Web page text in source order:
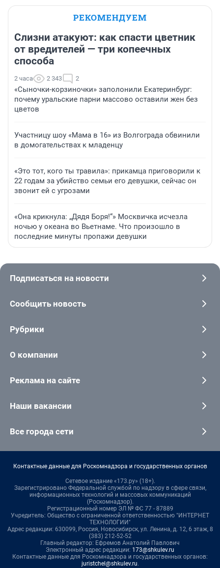
РЕКОМЕНДУЕМ
Слизни атакуют: как спасти цветник
от вредителей — три копеечных
способа
2 часа 2 343 2
«Сыночки-корзиночки» заполонили Екатеринбург:
почему уральские парни массово оставили жен без
цветов
Участницу шоу «Мама в 16» из Волгограда обвинили
в домогательствах к младенцу
«Это тот, кого ты травила»: прикамца приговорили к
22 годам за убийство семьи его девушки, сейчас он
звонит ей с угрозами
«Она крикнула: „Дядя Боря!“» Москвичка исчезла
ночью у океана во Вьетнаме. Что произошло в
последние минуты пропажи девушки
Подписаться на новости
Сообщить новость
Рубрики
О компании
Реклама на сайте
Наши вакансии
Все города сети
Контактные данные для Роскомнадзора и государственных органов
Сетевое издание «173.ру» (18+).
Зарегистрировано Федеральной службой по надзору в сфере связи,
информационных технологий и массовых коммуникаций
(Роскомнадзор).
Регистрационный номер ЭЛ № ФС 77 - 87889
Учредитель: Общество с ограниченной ответственностью "ИНТЕРНЕТ
ТЕХНОЛОГИИ"
Адрес редакции: 630099, Россия, Новосибирск, ул. Ленина, д. 12, 6 этаж, 8
(383) 212-52-52
Главный редактор: Ефремов Анатолий Павлович
Электронный адрес редакции: 173@shkulev.ru
Контактные данные для Роскомнадзора и государственных органов:
juristchel@shkulev.ru.